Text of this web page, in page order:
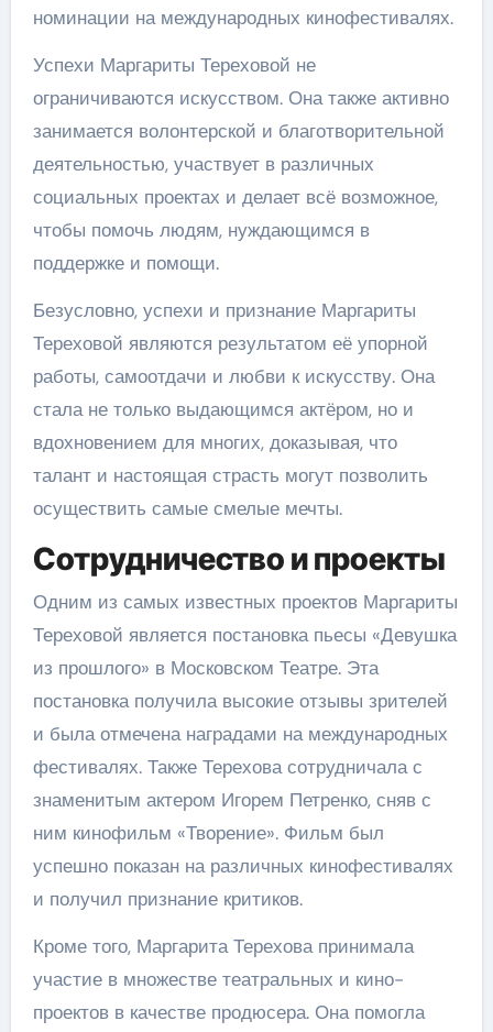
номинации на международных кинофестивалях.
Успехи Маргариты Тереховой не
ограничиваются искусством. Она также активно
занимается волонтерской и благотворительной
деятельностью, участвует в различных
социальных проектах и делает всё возможное,
чтобы помочь людям, нуждающимся в
поддержке и помощи.
Безусловно, успехи и признание Маргариты
Тереховой являются результатом её упорной
работы, самоотдачи и любви к искусству. Она
стала не только выдающимся актёром, но и
вдохновением для многих, доказывая, что
талант и настоящая страсть могут позволить
осуществить самые смелые мечты.
Сотрудничество и проекты
Одним из самых известных проектов Маргариты
Тереховой является постановка пьесы «Девушка
из прошлого» в Московском Театре. Эта
постановка получила высокие отзывы зрителей
и была отмечена наградами на международных
фестивалях. Также Терехова сотрудничала с
знаменитым актером Игорем Петренко, сняв с
ним кинофильм «Творение». Фильм был
успешно показан на различных кинофестивалях
и получил признание критиков.
Кроме того, Маргарита Терехова принимала
участие в множестве театральных и кино-
проектов в качестве продюсера. Она помогла